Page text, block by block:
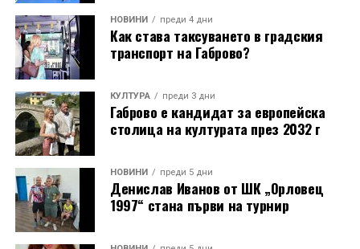
НОВИНИ преди 4 дни
Как става таксуването в градския
транспорт на Габрово?
КУЛТУРА преди 3 дни
Габрово е кандидат за европейска
столица на културата през 2032 г
НОВИНИ преди 5 дни
Денислав Иванов от ШК „Орловец
1997“ стана първи на турнир